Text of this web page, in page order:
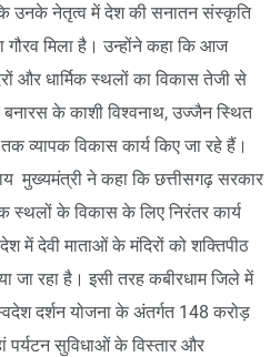
उनके नेतृत्व में देश की सनातन संस्कृति
मिला है। उन्होंने कहा कि आज
और धार्मिक स्थलों का विकास तेजी से
के काशी विश्वनाथ, उज्जैन स्थित
व्यापक विकास कार्य किए जा रहे हैं।
मुख्यमंत्री ने कहा कि छत्तीसगढ़ सरकार
स्थलों के विकास के लिए निरंतर कार्य
में देवी माताओं के मंदिरों को शक्तिपीठ
जा रहा है। इसी तरह कबीरधाम जिले में
दर्शन योजना के अंतर्गत 148 करोड़
पर्यटन सुविधाओं के विस्तार और